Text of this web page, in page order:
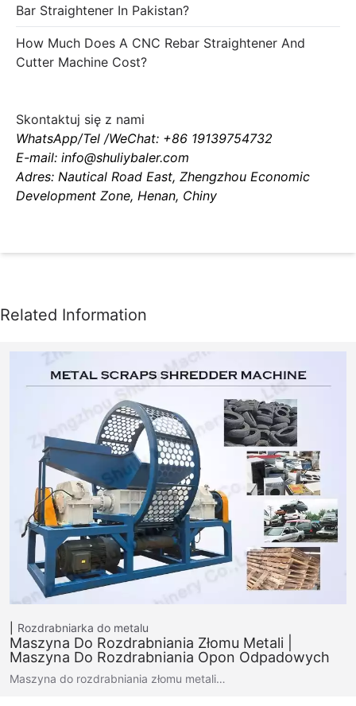
Bar Straightener In Pakistan?
How Much Does A CNC Rebar Straightener And
Cutter Machine Cost?
Skontaktuj się z nami
WhatsApp/Tel /WeChat: +86 19139754732
E-mail: info@shuliybaler.com
Adres: Nautical Road East, Zhengzhou Economic
Development Zone, Henan, Chiny
Rozdrabniarka do metalu
Maszyna Do Rozdrabniania Złomu Metali |
Maszyna Do Rozdrabniania Opon Odpadowych
Maszyna do rozdrabniania złomu metali…